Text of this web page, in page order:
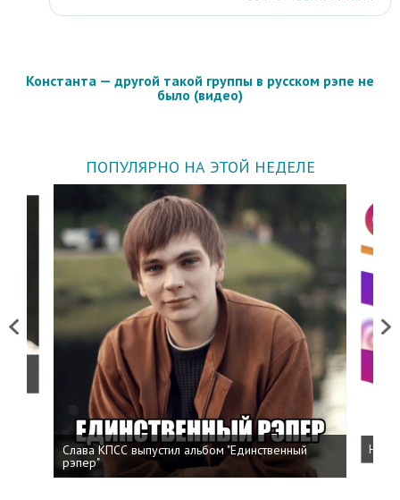
Константа — другой такой группы в русском рэпе не
было (видео)
ПОПУЛЯРНО НА ЭТОЙ НЕДЕЛЕ
Previous
Слава КПСС выпустил альбом "Единственный
рэпер"
Next